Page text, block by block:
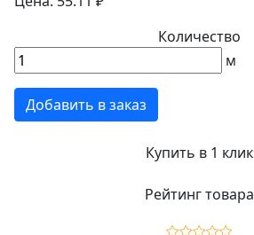
Количество
м
Добавить в заказ
Купить в 1 клик
Рейтинг товара